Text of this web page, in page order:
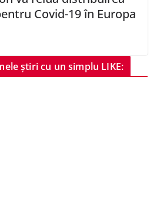
Covid-19 în Europa
știri cu un simplu LIKE: